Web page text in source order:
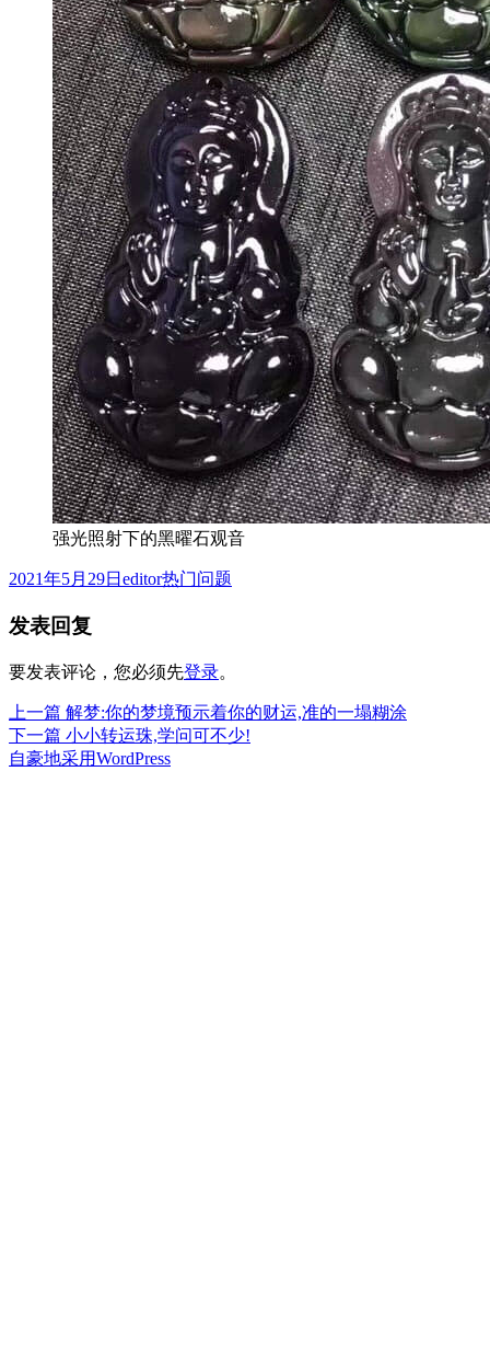
强光照射下的黑曜石观音
发
于
2021年5月29日 作
editor分
热门问题
发表回复
要发表评论，您必须先登录。
文
章
上一篇 上
篇
文
解梦:你的梦境预示着你的财运,准的一塌糊涂
下一篇 下
篇
小小转运珠,学问可不少!
自豪地采用WordPress